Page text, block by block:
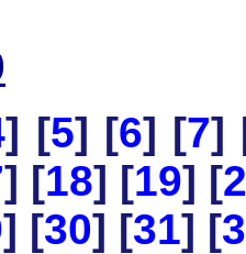
] [5] [6] [7]
] [18] [19] [
] [30] [31] [